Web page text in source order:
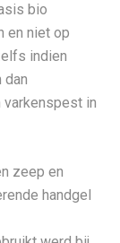
bio
en niet op
indien
dan
in
zeep en
handgel